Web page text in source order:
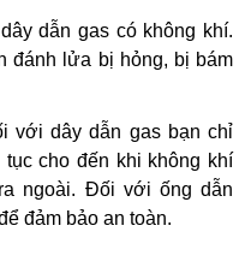
dẫn gas có không khí.
đánh lửa bị hỏng, bị bám
với dây dẫn gas bạn chỉ
cho đến khi không khí
ngoài. Đối với ống dẫn
đảm bảo an toàn.